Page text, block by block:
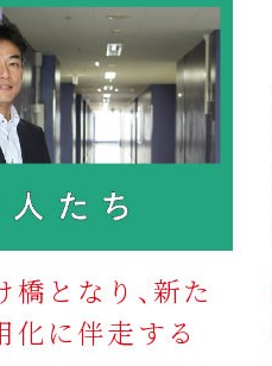
となり、新た
化に伴走する